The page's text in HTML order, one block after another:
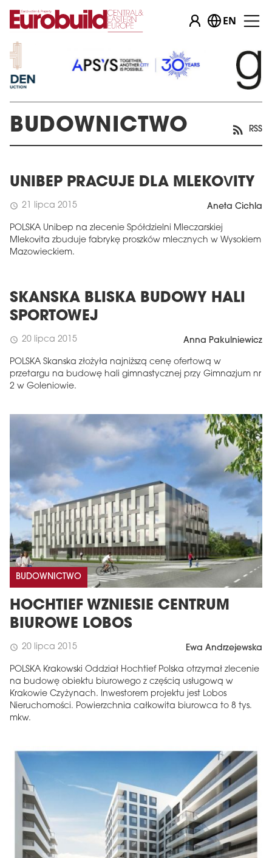
EN
BUDOWNICTWO RSS
UNIBEP PRACUJE DLA MLEKOVITY
schedule 21 lipca 2015 Aneta Cichla
POLSKA Unibep na zlecenie Spółdzielni Mleczarskiej
Mlekovita zbuduje fabrykę proszków mlecznych w Wysokiem
Mazowieckiem.
SKANSKA BLISKA BUDOWY HALI
SPORTOWEJ
schedule 20 lipca 2015 Anna Pakulniewicz
POLSKA Skanska złożyła najniższą cenę ofertową w
przetargu na budowę hali gimnastycznej przy Gimnazjum nr
2 w Goleniowie.
BUDOWNICTWO
HOCHTIEF WZNIESIE CENTRUM
BIUROWE LOBOS
schedule 20 lipca 2015 Ewa Andrzejewska
POLSKA Krakowski Oddział Hochtief Polska otrzymał zlecenie
na budowę obiektu biurowego z częścią usługową w
Krakowie Czyżynach. Inwestorem projektu jest Lobos
Nieruchomości. Powierzchnia całkowita biurowca to 8 tys.
mkw.